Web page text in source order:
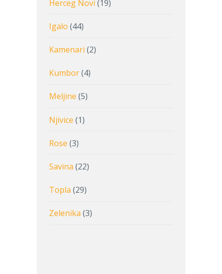
Herceg Novi (19)
Igalo (44)
Kamenari (2)
Kumbor(4)
Meljine (5)
Njivice (1)
Rose (3)
Savina (22)
Topla (29)
Zelenika (3)